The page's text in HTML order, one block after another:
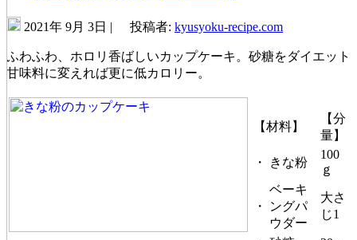
2021年 9月 3日 | 投稿者: kyusyoku-recipe.com
ふわふわ、ホロリ香ばしいカップケーキ。砂糖をダイエット
甘味料に変えれば更に低カロリー。
【材料】
【分
量】
・
きな粉
100
ｇ
・
ベーキ
ングパ
ウダー
大さ
じ1